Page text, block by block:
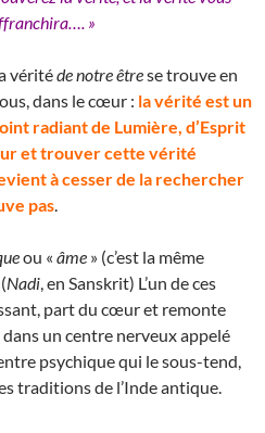
»
véritéde notre êtrese trouve en
dans le cœur : la vérité est un
radiant de Lumière, d’Esprit
et trouver cette vérité
à cesser de la rechercher
pas
ou « âme » (c’est la même
Nadi , en Sanskrit) L’un de ces
part du cœur et remonte
un centre nerveux appelé
psychique qui le sous-tend,
traditions de l’Inde antique.